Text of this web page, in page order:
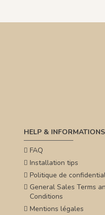
HELP & INFORMATIONS
FAQ
Installation tips
Politique de
General Sales Terms
Conditions
Mentions légales